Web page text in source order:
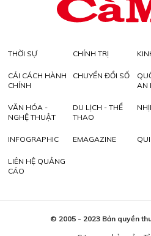
THỜI SỰ CHÍNH TRỊ
CẢI CÁCH HÀNH
CHÍNH
CHUYỂN ĐỔI SỐ
AN
VĂN HÓA -
NGHỆ THUẬT
DU LỊCH - THỂ
THAO
INFOGRAPHIC EMAGAZINE
LIÊN HỆ QUẢNG
CÁO
© 2005 - 2023 Bản quyền